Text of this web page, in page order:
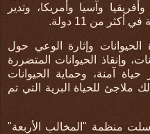
وآسيا وأمريكا، وتدير
من 11 دولة
.
وإثارة الوعي حول
، و إنقاذ الحيوانات المتضررة
حياة آمنة، وحماية الحيوانات
ملاجئ للحياة البرية التي تم